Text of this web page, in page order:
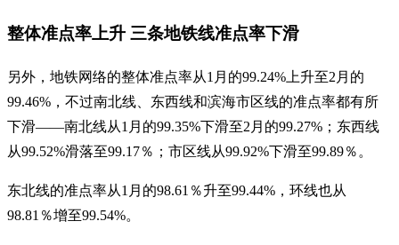
整体准点率上升 三条地铁线准点率下滑
另外，地铁网络的整体准点率从1月的99.24%上升至2月的
99.46%，不过南北线、东西线和滨海市区线的准点率都有所
下滑——南北线从1月的99.35%下滑至2月的99.27%；东西线
从99.52%滑落至99.17％；市区线从99.92%下滑至99.89％。
东北线的准点率从1月的98.61％升至99.44%，环线也从
98.81％增至99.54%。